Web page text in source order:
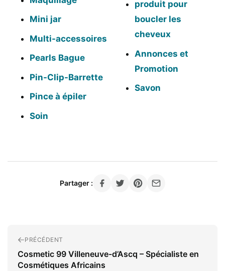
Mini jar
Multi-accessoires
Pearls Bague
Pin-Clip-Barrette
Pince à épiler
Soin
produit pour
boucler les
cheveux
Annonces et
Promotion
Savon
Partager :
PRÉCÉDENT
Cosmetic 99 Villeneuve-d’Ascq – Spécialiste en
Cosmétiques Africains